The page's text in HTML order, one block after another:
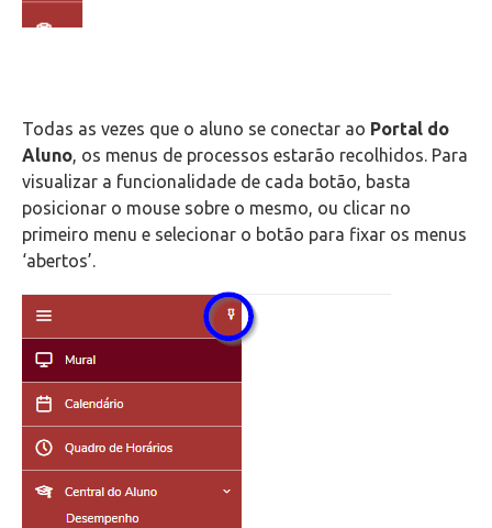
Todas as vezes que o aluno se conectar ao Portal do
Aluno, os menus de processos estarão recolhidos. Para
visualizar a funcionalidade de cada botão, basta
posicionar o mouse sobre o mesmo, ou clicar no
primeiro menu e selecionar o botão para fixar os menus
‘abertos’.